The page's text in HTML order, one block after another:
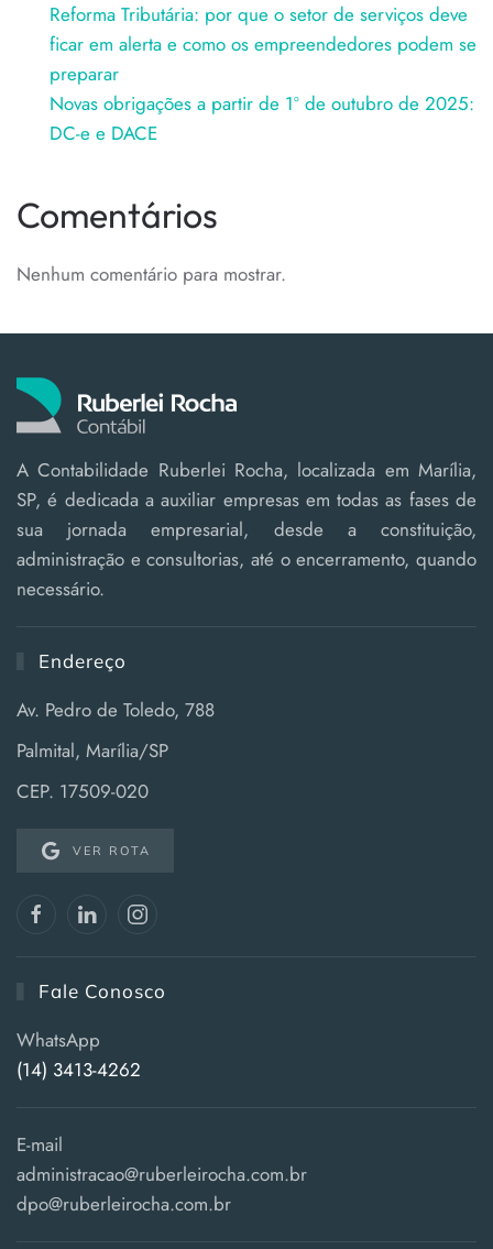
Reforma Tributária: por que o setor de serviços deve
ficar em alerta e como os empreendedores podem se
preparar
Novas obrigações a partir de 1º de outubro de 2025:
DC-e e DACE
Comentários
Nenhum comentário para mostrar.
A Contabilidade Ruberlei Rocha, localizada em Marília,
SP, é dedicada a auxiliar empresas em todas as fases de
sua jornada empresarial, desde a constituição,
administração e consultorias, até o encerramento, quando
necessário.
Endereço
Av. Pedro de Toledo, 788
Palmital, Marília/SP
CEP. 17509-020
VER ROTA
Fale Conosco
WhatsApp
(14) 3413-4262
E-mail
administracao@ruberleirocha.com.br
dpo@ruberleirocha.com.br